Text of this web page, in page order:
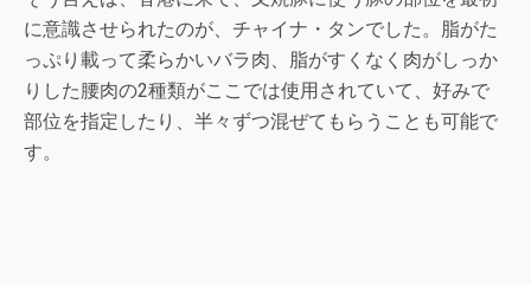
に意識させられたのが、チャイナ・タンでした。脂がた
っぷり載って柔らかいバラ肉、脂がすくなく肉がしっか
りした腰肉の2種類がここでは使用されていて、好みで
部位を指定したり、半々ずつ混ぜてもらうことも可能で
す。